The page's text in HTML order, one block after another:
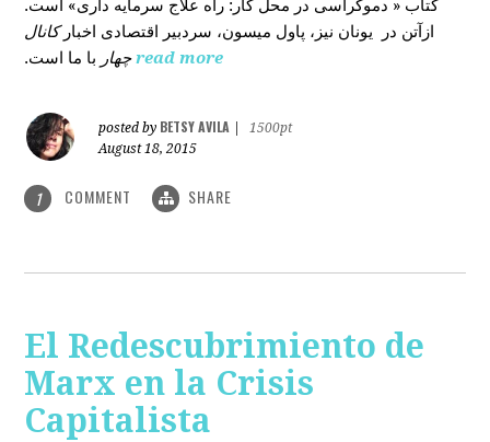
کتاب « دموکراسی در محل کار: راه علاج سرمایه داری» است.
ازآتن در یونان نیز، پاول میسون، سردبیر اقتصادی اخبارکانال
چهار با ما است. read more
posted by BETSY AVILA
1500pt
August 18, 2015
1 COMMENT SHARE
El Redescubrimiento de
Marx en la Crisis
Capitalista